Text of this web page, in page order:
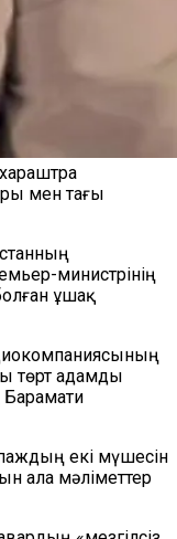
мен тағы
министрінің
ұшақ
төрт адамды
екі мүшесін
ала мәліметтер